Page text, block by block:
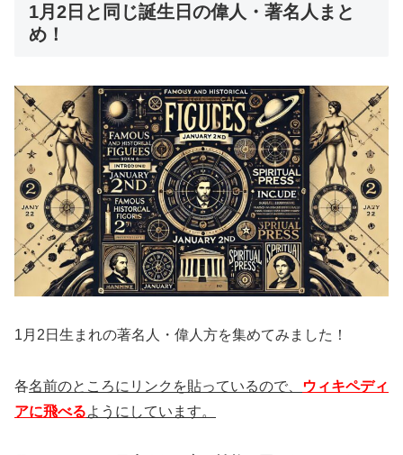
1月2日と同じ誕生日の偉人・著名人まと
め！
1月2日生まれの著名人・偉人方を集めてみました！
各名前のところにリンクを貼っているので、
ウィキペディ
アに飛べるようにしています。